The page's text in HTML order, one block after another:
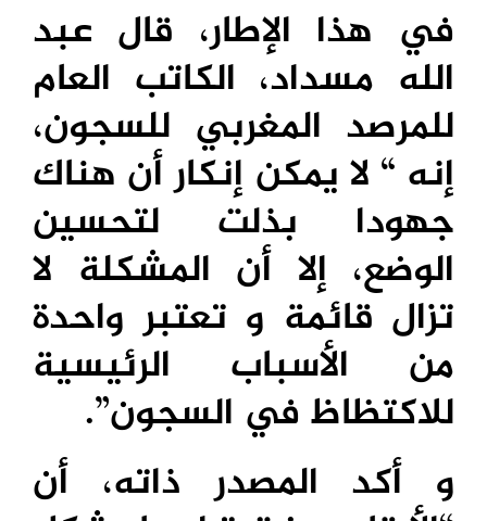
في هذا الإطار، قال عبد
الله مسداد، الكاتب العام
للمرصد المغربي للسجون،
إنه “ لا يمكن إنكار أن هناك
جهودا بذلت لتحسين
الوضع، إلا أن المشكلة لا
تزال قائمة و تعتبر واحدة
من الأسباب الرئيسية
للاكتظاظ في السجون”.
و أكد المصدر ذاته، أن